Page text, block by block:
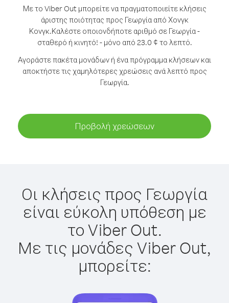
Με το Viber Out μπορείτε να πραγματοποιείτε κλήσεις
άριστης ποιότητας προς Γεωργία από Χονγκ
Κονγκ.Καλέστε οποιονδήποτε αριθμό σε Γεωργία -
σταθερό ή κινητό! - μόνο από 23.0 ¢ το λεπτό.
Αγοράστε πακέτα μονάδων ή ένα πρόγραμμα κλήσεων και
αποκτήστε τις χαμηλότερες χρεώσεις ανά λεπτό προς
Γεωργία.
Προβολή χρεώσεων
Οι κλήσεις προς Γεωργία
είναι εύκολη υπόθεση με
το Viber Out.
Με τις μονάδες Viber Out,
μπορείτε: